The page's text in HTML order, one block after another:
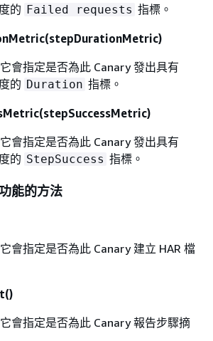
的 Failed requests 指標。
會指定是否為此 Canary 發出具有
的 Duration 指標。
會指定是否為此 Canary 發出具有
的 StepSuccess 指標。
能的方法
會指定是否為此 Canary 建立 HAR 檔
會指定是否為此 Canary 報告步驟摘